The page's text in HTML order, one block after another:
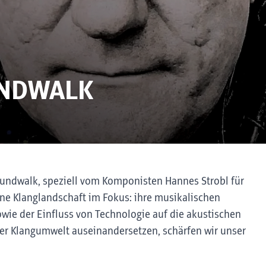
speziell vom Komponisten Hannes Strobl für
Klanglandschaft im Fokus: ihre musikalischen
der Einfluss von Technologie auf die akustischen
Klangumwelt auseinandersetzen, schärfen wir unser